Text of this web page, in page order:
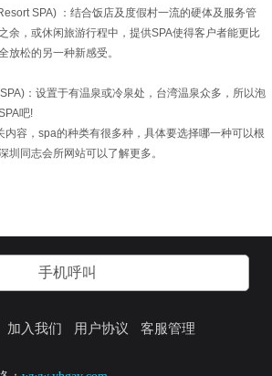
SPA) ：结合饭店及度假村一流的硬体及服务管
余，或休闲旅游行程中，提供SPA使得客户者能更比
放松的另一种新感受。
：设置于有温泉或冷泉处，台湾温泉众多，所以泡
吧!
内容，spa的种类有很多种，具体要选择哪一种可以根
圳同志会所网站可以了解更多。
手机呼叫
加入我们 用户协议 客服管理